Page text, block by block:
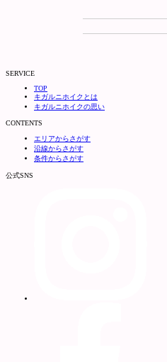
SERVICE
TOP
キガルニホイクとは
キガルニホイクの思い
CONTENTS
エリアからさがす
沿線からさがす
条件からさがす
公式SNS